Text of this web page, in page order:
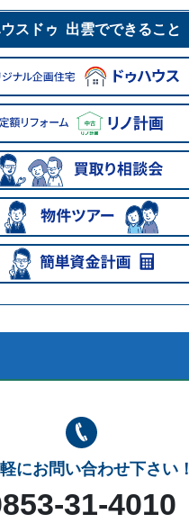
スドゥ 出雲でできること
にお問い合わせ下さい！
31-4010